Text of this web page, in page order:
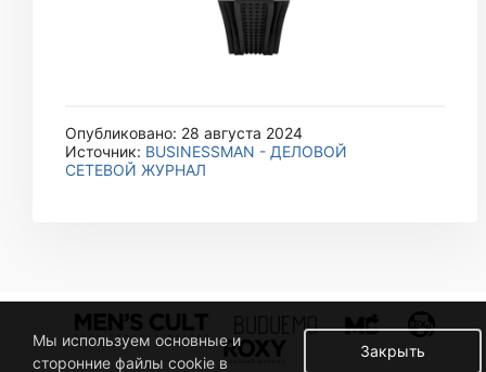
Опубликовано: 28 августа 2024
Источник: BUSINESSMAN - ДЕЛОВОЙ
СЕТЕВОЙ ЖУРНАЛ
Закрыть
Мы используем основные и
сторонние файлы cookie в